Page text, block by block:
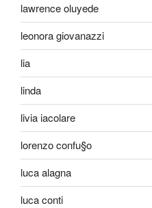
lawrence oluyede
leonora giovanazzi
lia
linda
livia iacolare
lorenzo confu§o
luca alagna
luca conti